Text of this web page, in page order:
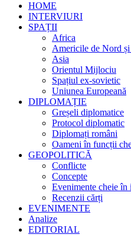
HOME
INTERVIURI
SPAȚII
Africa
Americile de Nord
Asia
Orientul Mijlociu
Spațiul ex-sovietic
Uniunea Europeană
DIPLOMAȚIE
Greșeli diplomatice
Protocol diplomatic
Diplomați români
Oameni în funcții
GEOPOLITICĂ
Conflicte
Concepte
Evenimente cheie în
Recenzii cărți
EVENIMENTE
Analize
EDITORIAL